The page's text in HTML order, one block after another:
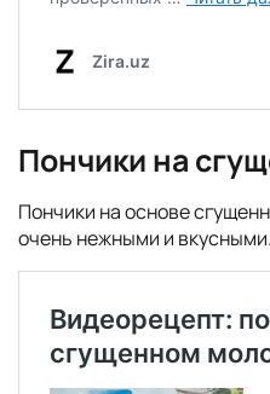
Пончики на
Пончики на основе
очень нежными и вкусными.